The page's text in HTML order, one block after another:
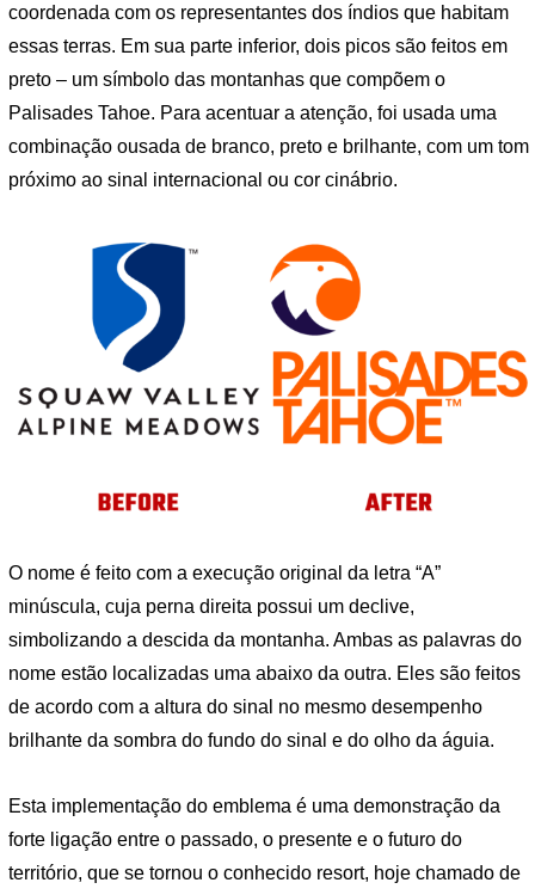
coordenada com os representantes dos índios que habitam
essas terras. Em sua parte inferior, dois picos são feitos em
preto – um símbolo das montanhas que compõem o
Palisades Tahoe. Para acentuar a atenção, foi usada uma
combinação ousada de branco, preto e brilhante, com um tom
próximo ao sinal internacional ou cor cinábrio.
O nome é feito com a execução original da letra “A”
minúscula, cuja perna direita possui um declive,
simbolizando a descida da montanha. Ambas as palavras do
nome estão localizadas uma abaixo da outra. Eles são feitos
de acordo com a altura do sinal no mesmo desempenho
brilhante da sombra do fundo do sinal e do olho da águia.
Esta implementação do emblema é uma demonstração da
forte ligação entre o passado, o presente e o futuro do
território, que se tornou o conhecido resort, hoje chamado de